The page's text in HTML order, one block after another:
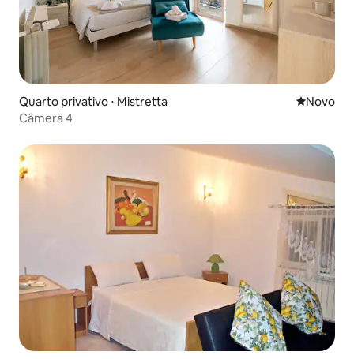
Quarto privativo ⋅ Mistretta Novo
Novo
Câmera 4